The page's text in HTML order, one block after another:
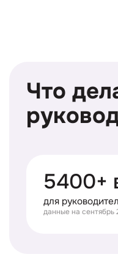
Что
5400+
для
данные на сентябрь